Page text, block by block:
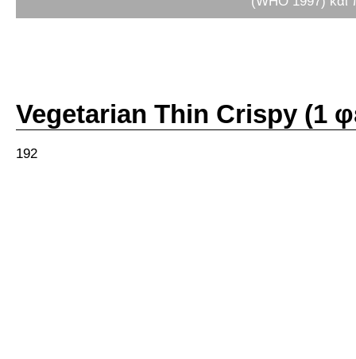
Vegetarian Thin Crispy (1
192